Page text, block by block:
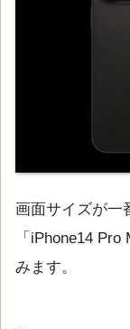
画面サイズが一
「iPhone14
みます。